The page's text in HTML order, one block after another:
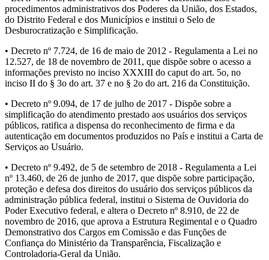
procedimentos administrativos dos Poderes da União, dos Estados,
do Distrito Federal e dos Municípios e institui o Selo de
Desburocratização e Simplificação.
• Decreto nº 7.724, de 16 de maio de 2012 - Regulamenta a Lei no
12.527, de 18 de novembro de 2011, que dispõe sobre o acesso a
informações previsto no inciso XXXIII do caput do art. 5o, no
inciso II do § 3o do art. 37 e no § 2o do art. 216 da Constituição.
• Decreto nº 9.094, de 17 de julho de 2017 - Dispõe sobre a
simplificação do atendimento prestado aos usuários dos serviços
públicos, ratifica a dispensa do reconhecimento de firma e da
autenticação em documentos produzidos no País e institui a Carta de
Serviços ao Usuário.
• Decreto nº 9.492, de 5 de setembro de 2018 - Regulamenta a Lei
nº 13.460, de 26 de junho de 2017, que dispõe sobre participação,
proteção e defesa dos direitos do usuário dos serviços públicos da
administração pública federal, institui o Sistema de Ouvidoria do
Poder Executivo federal, e altera o Decreto nº 8.910, de 22 de
novembro de 2016, que aprova a Estrutura Regimental e o Quadro
Demonstrativo dos Cargos em Comissão e das Funções de
Confiança do Ministério da Transparência, Fiscalização e
Controladoria-Geral da União.